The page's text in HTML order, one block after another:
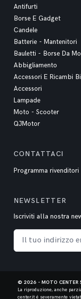
Antifurti
Borse E Gadget
Candele
Batterie - Mantenitori
Bauletti - Borse Da
Abbigliamento
Accessori E Ricambi
Accessori
Lampade
Moto - Scooter
QJMotor
CONTATTACI
Programma rivenditori
NEWSLETTER
Iscriviti alla nostra
© 2026 - MOTO CENTER
La riproduzione, anche
center.it é severamente